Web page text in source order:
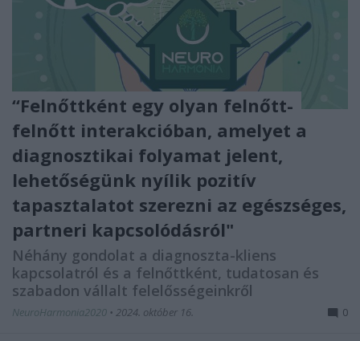
“Felnőttként egy olyan felnőtt-
felnőtt interakcióban, amelyet a
diagnosztikai folyamat jelent,
lehetőségünk nyílik pozitív
tapasztalatot szerezni az egészséges,
partneri kapcsolódásról"
Néhány gondolat a diagnoszta-kliens
kapcsolatról és a felnőttként, tudatosan és
szabadon vállalt felelősségeinkről
NeuroHarmonia2020 • 2024. október 16. 0